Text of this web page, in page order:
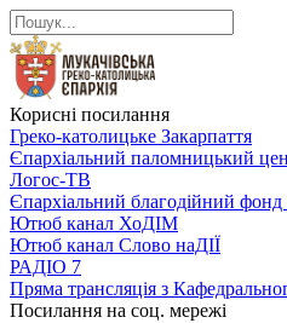
Корисні посилання
Греко-католицьке Закарпаття
Єпархіальний паломницький
Логос-ТВ
Єпархіальний благодійний
Ютюб канал ХоДІМ
Ютюб канал Слово наДІЇ
РАДІО 7
Пряма трансляція з
Посилання на соц. мережі